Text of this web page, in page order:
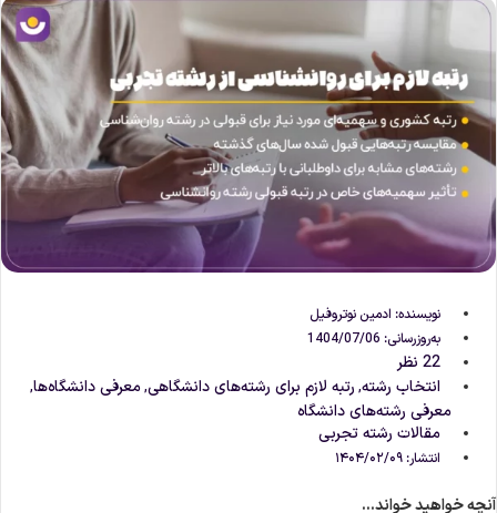
نویسنده:ادمین نوتروفیل
به‌روزرسانی: 1404/07/06
22 نظر
انتخاب رشته,رتبه لازم برای رشته‌های دانشگاهی,معرفی دانشگاه‌ها,
معرفی رشته‌های دانشگاه
مقالات رشته تجربی
انتشار:۱۴۰۴/۰۲/۰۹
خواهید خواند...